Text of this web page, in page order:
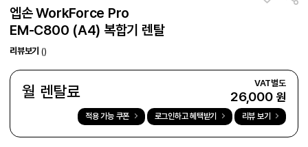
엡손 WorkForce Pro
EM-C800 (A4) 복합기 렌탈
리뷰보기 ()
월 렌탈료 26,000 원
적용 가능 쿠폰 로그인하고 혜택받기 리뷰 보기